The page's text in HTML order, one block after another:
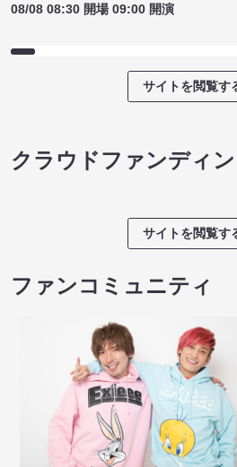
08/08 08:30 開場 09:00 開演
サイトを閲覧す
クラウドファンディ
サイトを閲覧す
ファンコミュニティ